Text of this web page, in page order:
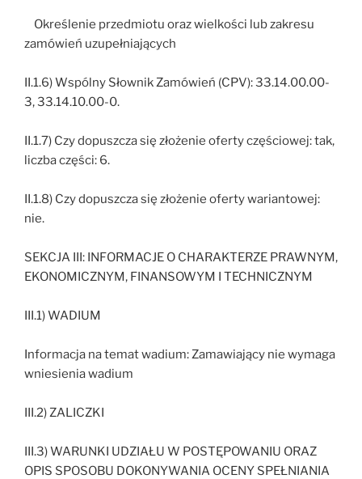
Określenie przedmiotu oraz wielkości lub zakresu
zamówień uzupełniających
II.1.6) Wspólny Słownik Zamówień (CPV): 33.14.00.00-
3, 33.14.10.00-0.
II.1.7) Czy dopuszcza się złożenie oferty częściowej: tak,
liczba części: 6.
II.1.8) Czy dopuszcza się złożenie oferty wariantowej:
nie.
SEKCJA III: INFORMACJE O CHARAKTERZE PRAWNYM,
EKONOMICZNYM, FINANSOWYM I TECHNICZNYM
III.1) WADIUM
Informacja na temat wadium: Zamawiający nie wymaga
wniesienia wadium
III.2) ZALICZKI
III.3) WARUNKI UDZIAŁU W POSTĘPOWANIU ORAZ
OPIS SPOSOBU DOKONYWANIA OCENY SPEŁNIANIA